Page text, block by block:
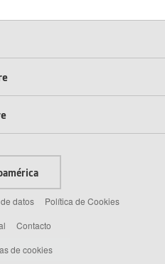
datos
Política de Cookies
Contacto
de cookies